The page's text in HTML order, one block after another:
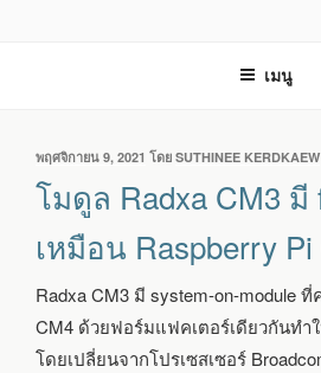
เมนู
เขียน
วัน
พฤศจิกายน 9, 2021 โดย SUTHINEE KERDKAEW
โมดูล Radxa CM3 มี
เหมือน Raspberry
Radxa CM3 มี system-on-module
CM4 ด้วยฟอร์มแฟคเตอร์เดียวกันท
โดยเปลี่ยนจากโปรเซสเซอร์